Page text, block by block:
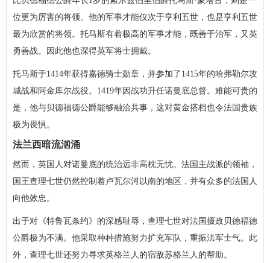
位更为厉害的将领。他的军事才能仅次于亨利五世，也是亨利五世
最为欣赏的将领。托马斯有着极高的军事才能，既善于治军，又英
勇善战。因此他也深得英军将士拥戴。
托马斯于1414年获得嘉德骑士勋章，并参加了1415年的哈弗勒尔攻
城战和阿金库尔战役。1419年因战功升任诺曼底总督。难能可贵的
是，他与贝德福德公爵能够融洽共事，这对黄金搭档也令法国贵族
极为畏惧。
法兰西暗流汹涌
然而，英国人对诺曼底的统治远非高枕无忧。法国主战派的领袖，
国王查理七世仍然控制着卢瓦尔河以南的地区，并有众多的法国人
向他效忠。
出于对《特鲁瓦条约》的深感耻辱，查理七世对法国摄政贝德福德
公爵极为不满。他采取种种措施努力扩充军队，重振法军士气。此
外，查理七世还努力寻求英格兰人的宿敌苏格兰人的帮助。